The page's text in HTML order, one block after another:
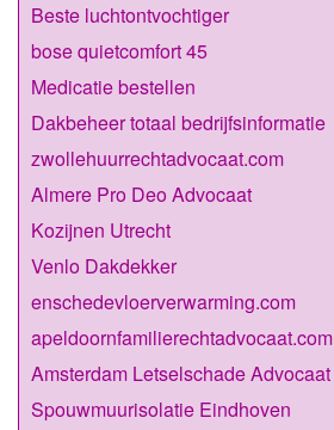
Beste luchtontvochtiger
bose quietcomfort 45
Medicatie bestellen
Dakbeheer totaal bedrijfsinformatie
zwollehuurrechtadvocaat.com
Almere Pro Deo Advocaat
Kozijnen Utrecht
Venlo Dakdekker
enschedevloerverwarming.com
apeldoornfamilierechtadvocaat.com
Amsterdam Letselschade Advocaat
Spouwmuurisolatie Eindhoven